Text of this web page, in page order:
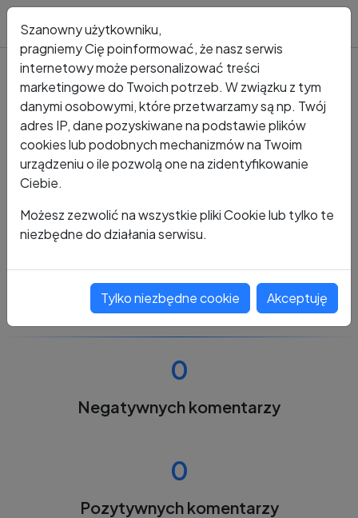
Kto dzwonił? Numer +48 504 462 130
+48 504 462 130
0
Negatywnych komentarzy
0
Pozytywnych komentarzy
Szanowny użytkowniku,
pragniemy Cię poinformować, że nasz serwis
internetowy może personalizować treści
marketingowe do Twoich potrzeb. W związku z tym
danymi osobowymi, które przetwarzamy są np. Twój
adres IP, dane pozyskiwane na podstawie plików
cookies lub podobnych mechanizmów na Twoim
urządzeniu o ile pozwolą one na zidentyfikowanie
Ciebie.
Możesz zezwolić na wszystkie pliki Cookie lub tylko te
niezbędne do działania serwisu.
Tylko niezbędne cookie Akceptuję